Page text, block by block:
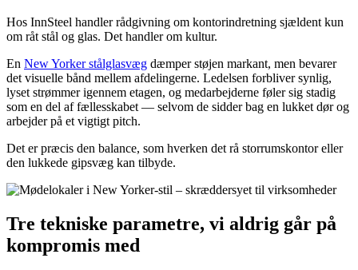
Hos InnSteel handler rådgivning om kontorindretning sjældent kun
om råt stål og glas. Det handler om kultur.
En New Yorker stålglasvæg dæmper støjen markant, men bevarer
det visuelle bånd mellem afdelingerne. Ledelsen forbliver synlig,
lyset strømmer igennem etagen, og medarbejderne føler sig stadig
som en del af fællesskabet — selvom de sidder bag en lukket dør og
arbejder på et vigtigt pitch.
Det er præcis den balance, som hverken det rå storrumskontor eller
den lukkede gipsvæg kan tilbyde.
Tre tekniske parametre, vi aldrig går på
kompromis med